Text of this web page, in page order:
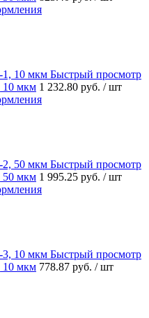
Быстрый просмотр
10 мкм 1 232.80 руб. / шт
Быстрый просмотр
50 мкм 1 995.25 руб. / шт
Быстрый просмотр
10 мкм 778.87 руб. / шт